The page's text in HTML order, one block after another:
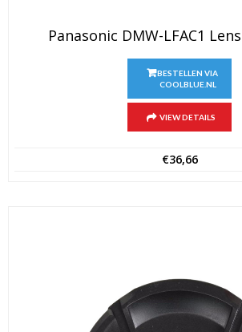
Panasonic DMW-LFAC1
BESTELLEN VIA
COOLBLUE.NL
VIEW DETAILS
€36,66